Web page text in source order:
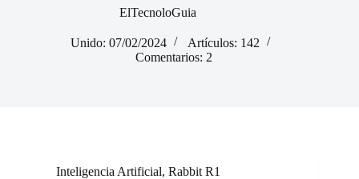
ElTecnoloGuia
Unido: 07/02/2024
Artículos: 142
Comentarios: 2
Inteligencia Artificial, Rabbit R1